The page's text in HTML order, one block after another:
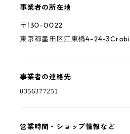
事業者の所在地
〒130-0022
東京都墨田区江東橋4-24-
事業者の連絡先
営業時間・ショップ情報など